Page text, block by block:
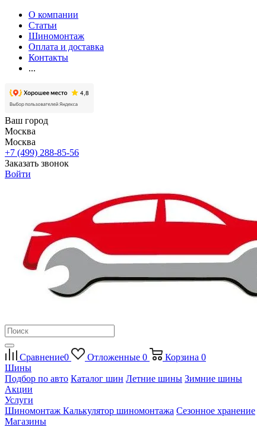
О компании
Статьи
Шиномонтаж
Оплата и доставка
Контакты
...
Ваш город
Москва
Москва
+7 (499) 288-85-56
Заказать звонок
Войти
Сравнение0 Отложенные 0 Корзина 0
Шины
Подбор по авто Каталог шин Летние шины Зимние шины
Акции
Услуги
Шиномонтаж Калькулятор шиномонтажа Сезонное хранение
Магазины